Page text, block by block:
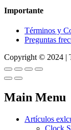
Importante
Términos y
Preguntas
Copyright © 2024 |
Main Menu
Artículos